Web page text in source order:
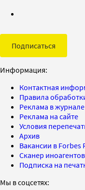
Подписаться
Информация:
Контактная
Правила
Реклама в журнале
Реклама на сайте
Условия
Архив
Вакансии в Forbes
Сканер
Подписка на
Мы в соцсетях: